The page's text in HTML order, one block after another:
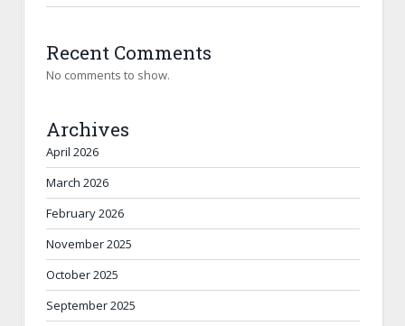
Recent Comments
No comments to show.
Archives
April 2026
March 2026
February 2026
November 2025
October 2025
September 2025